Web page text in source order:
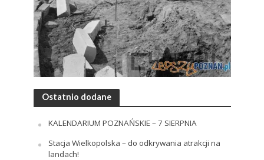
Ostatnio dodane
KALENDARIUM POZNAŃSKIE – 7 SIERPNIA
Stacja Wielkopolska – do odkrywania atrakcji na
landach!